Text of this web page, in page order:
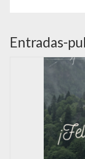
Entradas-